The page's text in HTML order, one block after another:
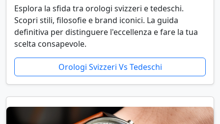
Esplora la sfida tra orologi svizzeri e tedeschi.
Scopri stili, filosofie e brand iconici. La guida
definitiva per distinguere l'eccellenza e fare la tua
scelta consapevole.
Orologi Svizzeri Vs Tedeschi